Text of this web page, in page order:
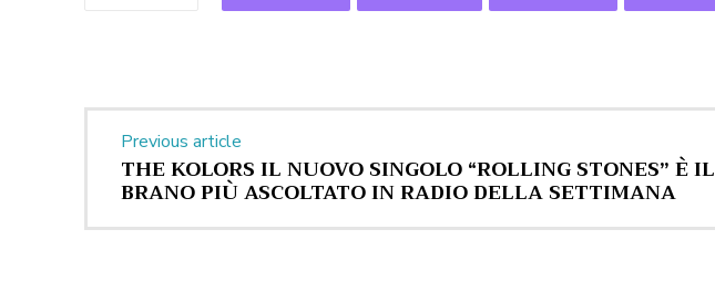
Previous article
THE KOLORS IL NUOVO SINGOLO “ROLLING STONES” È IL
BRANO PIÙ ASCOLTATO IN RADIO DELLA SETTIMANA